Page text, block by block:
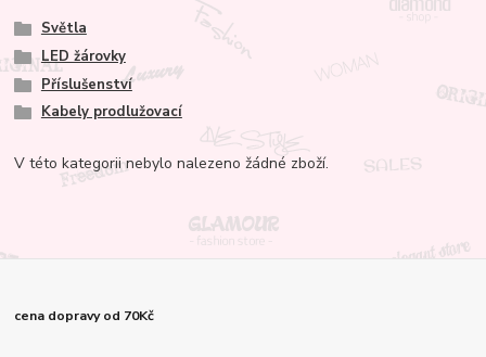
Světla
LED žárovky
Příslušenství
Kabely prodlužovací
V této kategorii nebylo nalezeno žádné zboží.
cena dopravy od 70Kč